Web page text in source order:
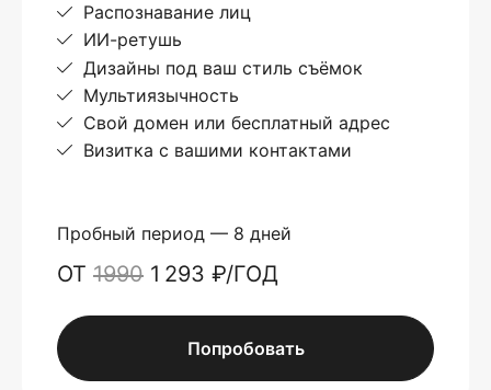
Распознавание лиц
ИИ-ретушь
Дизайны под ваш стиль съёмок
Мультиязычность
Свой домен или бесплатный адрес
Визитка с вашими контактами
Пробный период — 8 дней
ОТ 1990 1 293 ₽/ГОД
Попробовать